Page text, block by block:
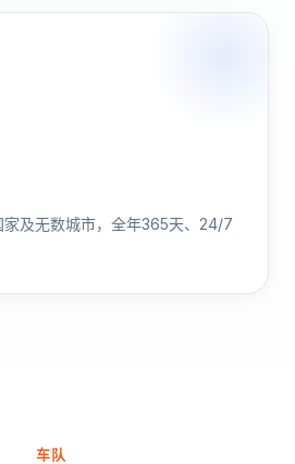
家及无数城市，全年365天、24/7
车队